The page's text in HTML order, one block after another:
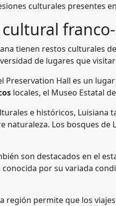
culturales presentes
tienen restos culturales
de lugares que
Preservation Hall es un
locales, el Museo Estatal
e históricos,
naturaleza. Los bosques de
son destacados en el
conocida por su variada
región permite que los